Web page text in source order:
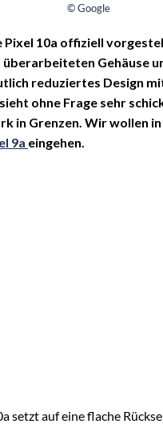
© Google
Pixel 10a offiziell
Gehäuse
reduziertes Design
ohne Frage sehr
in Grenzen. Wir wollen
9a eingehen.
setzt auf eine flache